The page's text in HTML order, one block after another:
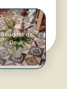
Bouquet de
Deuil